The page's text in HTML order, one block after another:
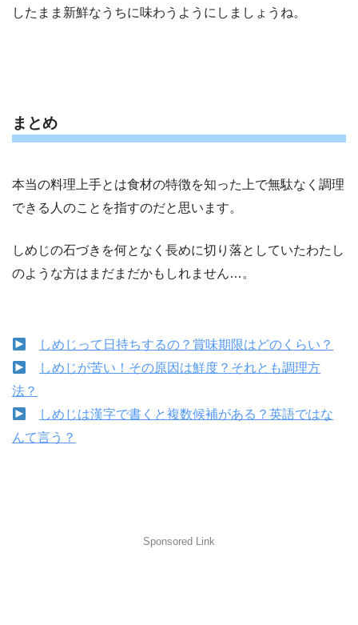
したまま新鮮なうちに味わうようにしましょうね。
まとめ
本当の料理上手とは食材の特徴を知った上で無駄なく調理
できる人のことを指すのだと思います。
しめじの石づきを何となく長めに切り落としていたわたし
のような方はまだまだかもしれません…。
しめじって日持ちするの？賞味期限はどのくらい？
しめじが苦い！その原因は鮮度？それとも調理方
法？
しめじは漢字で書くと複数候補がある？英語ではな
んて言う？
Sponsored Link